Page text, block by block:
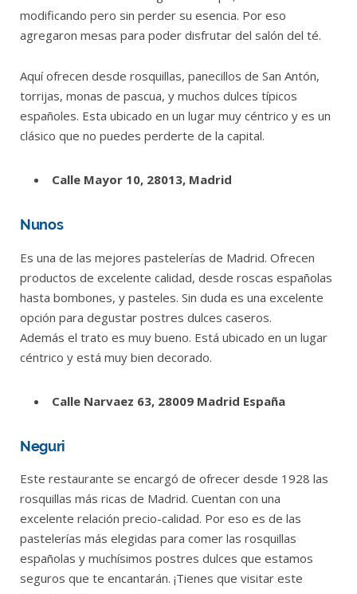
modificando pero sin perder su esencia. Por eso
agregaron mesas para poder disfrutar del salón del té.
Aquí ofrecen desde rosquillas, panecillos de San Antón,
torrijas, monas de pascua, y muchos dulces típicos
españoles. Esta ubicado en un lugar muy céntrico y es un
clásico que no puedes perderte de la capital.
Calle Mayor 10, 28013, Madrid
Nunos
Es una de las mejores pastelerías de Madrid. Ofrecen
productos de excelente calidad, desde roscas españolas
hasta bombones, y pasteles. Sin duda es una excelente
opción para degustar postres dulces caseros.
Además el trato es muy bueno. Está ubicado en un lugar
céntrico y está muy bien decorado.
Calle Narvaez 63, 28009 Madrid España
Neguri
Este restaurante se encargó de ofrecer desde 1928 las
rosquillas más ricas de Madrid. Cuentan con una
excelente relación precio-calidad. Por eso es de las
pastelerías más elegidas para comer las rosquillas
españolas y muchísimos postres dulces que estamos
seguros que te encantarán. ¡Tienes que visitar este